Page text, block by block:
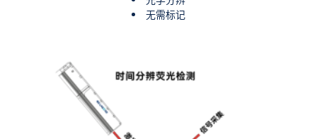
无需标记